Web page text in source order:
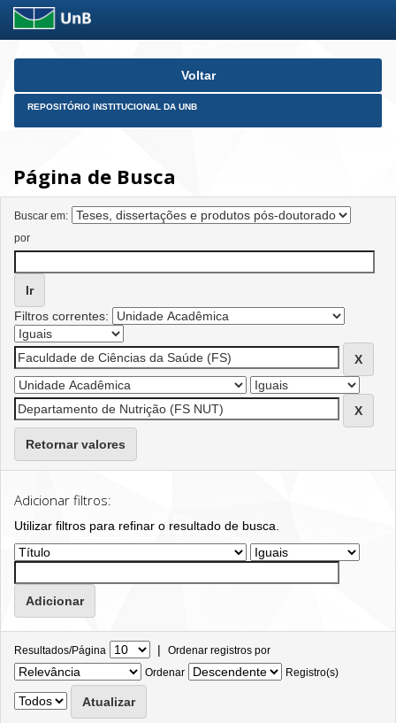
Skip
Voltar
REPOSITÓRIO INSTITUCIONAL DA UNB
Página de Busca
Buscar em:
por
Filtros correntes:
Retornar valores
Adicionar filtros:
Utilizar filtros para refinar o resultado de busca.
Resultados/Página | Ordenar registros por
Ordenar
Registro(s)